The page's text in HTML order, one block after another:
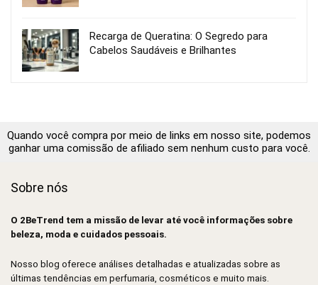
Recarga de Queratina: O Segredo para
Cabelos Saudáveis e Brilhantes
Quando você compra por meio de links em nosso site, podemos
ganhar uma comissão de afiliado sem nenhum custo para você.
Sobre nós
O 2BeTrend tem a missão de levar até você informações sobre
beleza, moda e cuidados pessoais.
Nosso blog oferece análises detalhadas e atualizadas sobre as
últimas tendências em perfumaria, cosméticos e muito mais.